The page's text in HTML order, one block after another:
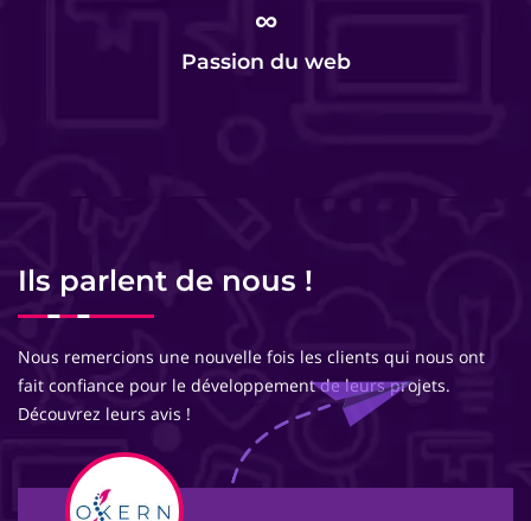
∞
Passion du web
Ils parlent de nous !
Nous remercions une nouvelle fois les clients qui nous ont
fait confiance pour le développement de leurs projets.
Découvrez leurs avis !